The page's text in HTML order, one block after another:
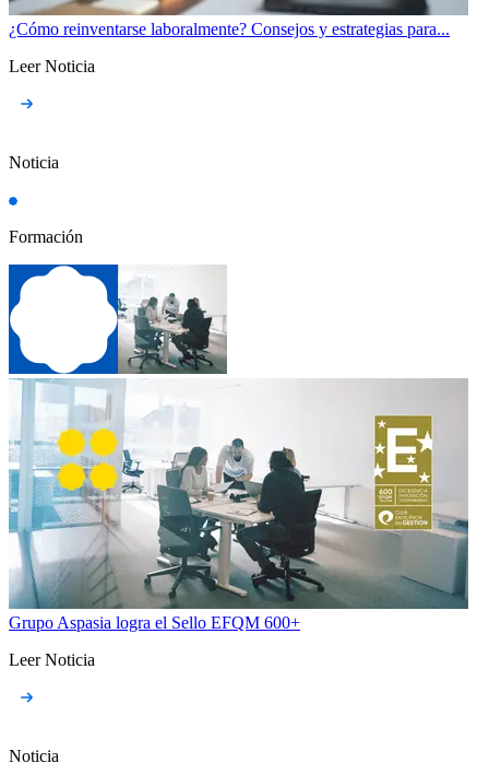
¿Cómo reinventarse laboralmente? Consejos y estrategias para...
Leer Noticia
Noticia
Formación
Grupo Aspasia logra el Sello EFQM 600+
Leer Noticia
Noticia